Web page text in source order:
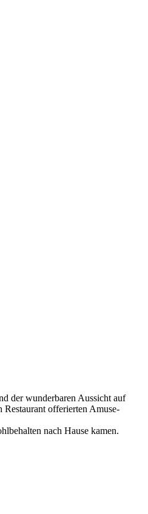
der wunderbaren Aussicht auf
Restaurant offerierten Amuse-
nach Hause kamen.